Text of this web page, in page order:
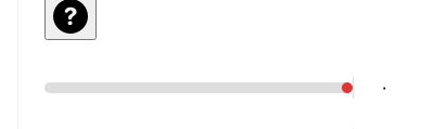
٠